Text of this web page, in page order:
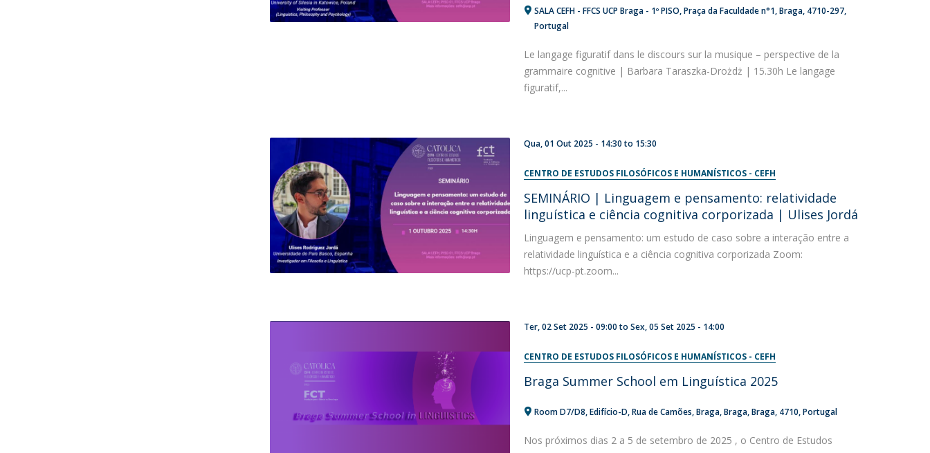
SALA CEFH - FFCS UCP Braga - 1º PISO Praça da Faculdade n°1 Braga 4710-297
Portugal
Le langage figuratif dans le discours sur la musique – perspective de la
grammaire cognitive | Barbara Taraszka-Drożdż | 15.30h Le langage
figuratif,...
Qua, 01 Out 2025 - 14:30to 15:30
CENTRO DE ESTUDOS FILOSÓFICOS E HUMANÍSTICOS - CEFH
SEMINÁRIO | Linguagem e pensamento: relatividade
linguística e ciência cognitiva corporizada | Ulises Jordá
Linguagem e pensamento: um estudo de caso sobre a interação entre a
relatividade linguística e a ciência cognitiva corporizada Zoom:
https://ucp-pt.zoom...
Ter, 02 Set 2025 - 09:00toSex, 05 Set 2025 - 14:00
CENTRO DE ESTUDOS FILOSÓFICOS E HUMANÍSTICOS - CEFH
Braga Summer School em Linguística 2025
Room D7/D8, Edifício-D Rua de Camões Braga Braga, Braga 4710 Portugal
Nos próximos dias 2 a 5 de setembro de 2025 , o Centro de Estudos